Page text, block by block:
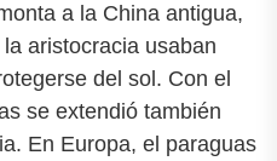
a la China antigua,
aristocracia usaban
del sol. Con el
se extendió también
En Europa, el paraguas